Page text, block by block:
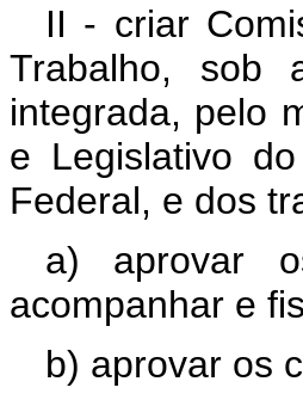
II - criar
Trabalho, sob
integrada, pelo
e Legislativo
Federal, e dos
a) aprovar
acompanhar e
b) aprovar os